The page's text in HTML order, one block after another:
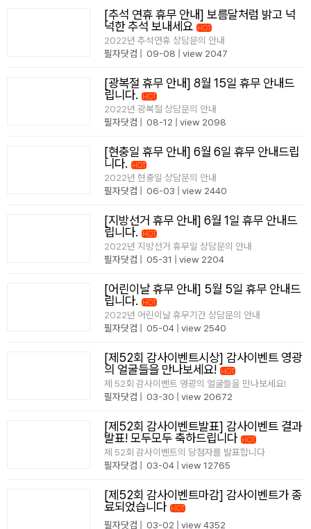
필자닷컴 이벤트
필리핀 출국준비
필리핀 조기유학
필리핀 연계연수
[추석 연휴 휴무 안내] 보름달처럼 밝고 넉
넉한 추석 보내세요 HOT
2022년 추석연휴 상담문의 안내
필자닷컴
09-08 view 2047
[광복절 휴무 안내] 8월 15일 휴무 안내드
립니다.
HOT
2022년 광복절 상담문의 안내
필자닷컴
08-12 view 2098
[현충일 휴무 안내] 6월 6일 휴무 안내드립
니다.
HOT
2022년 현충일 상담문의 안내
필자닷컴
06-03 view 2440
[지방선거 휴무 안내] 6월 1일 휴무 안내드
립니다.
HOT
2022년 지방선거 휴무일 상담문의 안내
필자닷컴
05-31 view 2204
[어린이날 휴무 안내] 5월 5일 휴무 안내드
립니다.
HOT
2022년 어린이날 휴무기간 상담문의 안내
필자닷컴
05-04 view 2540
[제52회 감사이벤트시상] 감사이벤트 영광
의 얼굴들을 만나보세요! HOT
제 52회 감사이벤트 영광의 얼굴들을 만나보세요!
필자닷컴
03-30 view 20672
[제52회 감사이벤트발표] 감사이벤트 결과
발표! 모두모두 축하드립니다 HOT
제 52회 감사이벤트의 당첨자를 발표합니다
필자닷컴
03-04 view 12765
[제52회 감사이벤트마감] 감사이벤트가 종
료되었습니다 HOT
필자닷컴 03-02 view 4352